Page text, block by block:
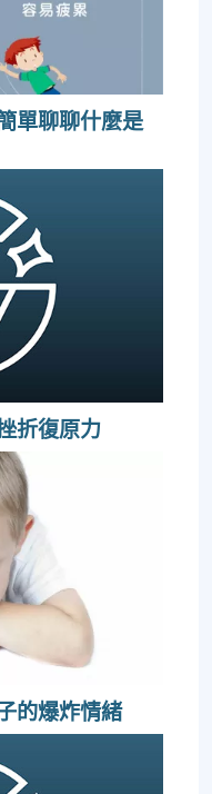
單聊聊什麼是
折復原力
的爆炸情緒